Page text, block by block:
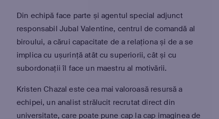
Din echipă face parte și agentul special adjunct
responsabil Jubal Valentine, centrul de comandă al
biroului, a cărui capacitate de a relaționa și de a se
implica cu ușurință atât cu superiorii, cât și cu
subordonații îl face un maestru al motivării.
Kristen Chazal este cea mai valoroasă resursă a
echipei, un analist strălucit recrutat direct din
universitate, care poate pune cap la cap imaginea de